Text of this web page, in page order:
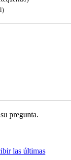
pregunta.
las últimas